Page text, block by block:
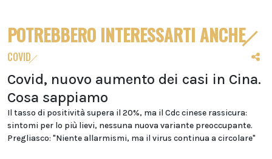
POTREBBERO INTERESSARTI ANCHE
COVID
Covid, nuovo aumento dei casi in Cina.
Cosa sappiamo
Il tasso di positività supera il 20%, ma il Cdc cinese rassicura:
sintomi per lo più lievi, nessuna nuova variante preoccupante.
Pregliasco: "Niente allarmismi, ma il virus continua a circolare"